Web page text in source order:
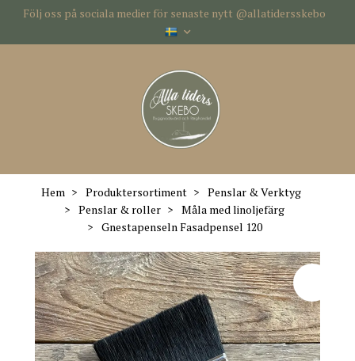
Följ oss på sociala medier för senaste nytt @allatidersskebo
Hem Produktersortiment
Penslar & Verktyg
Penslar & roller
Måla med linoljefärg
Gnestapenseln Fasadpensel 120